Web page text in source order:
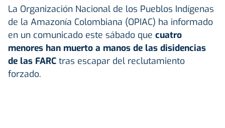
La Organización Nacional de los Pueblos Indígenas
de la Amazonía Colombiana (OPIAC) ha informado
en un comunicado este sábado que cuatro
menores han muerto a manos de las disidencias
de las FARC tras escapar del reclutamiento
forzado.